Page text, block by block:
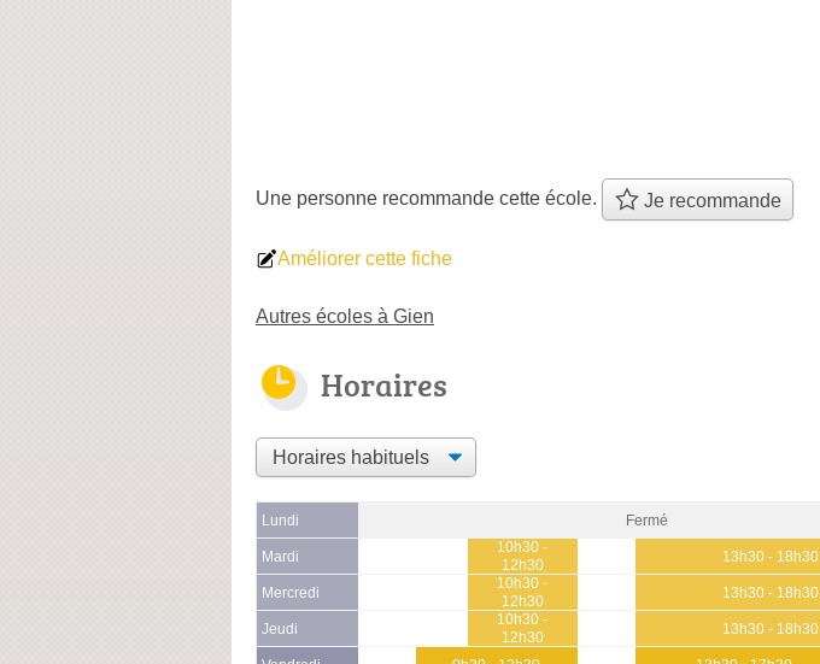
Une personne recommande cette école. Je recommande
Améliorer cette fiche
Autres écoles à Gien
Horaires
Lundi Fermé
Mardi
10h30 -
12h30
13h30 - 18h30
Mercredi
10h30 -
12h30
13h30 - 18h30
Jeudi
10h30 -
12h30
13h30 - 18h30